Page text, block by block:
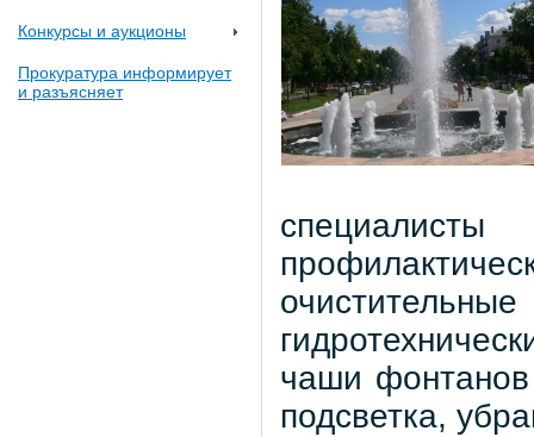
Конкурсы и аукционы
Прокуратура информирует
и разъясняет
чаши фонтанов
подсветка,